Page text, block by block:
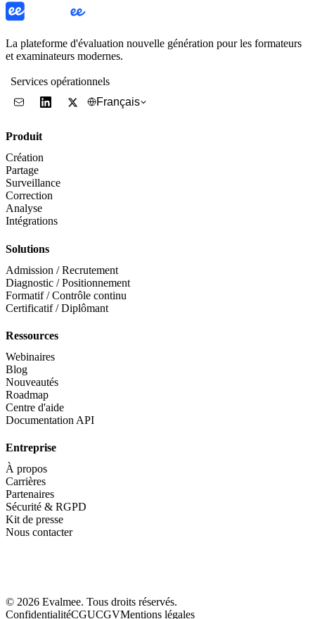
La plateforme d'évaluation nouvelle génération pour les formateurs
et examinateurs modernes.
Services opérationnels
Français
Produit
Création
Partage
Surveillance
Correction
Analyse
Intégrations
Solutions
Admission / Recrutement
Diagnostic / Positionnement
Formatif / Contrôle continu
Certificatif / Diplômant
Ressources
Webinaires
Blog
Nouveautés
Roadmap
Centre d'aide
Documentation API
Entreprise
À propos
Carrières
Partenaires
Sécurité & RGPD
Kit de presse
Nous contacter
© 2026 Evalmee. Tous droits réservés.
ConfidentialitéCGUCGVMentions légales